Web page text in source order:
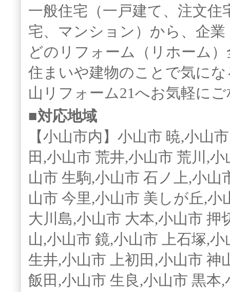
一般住宅（一戸建て、注文
宅、マンション）から、企
どのリフォーム（リホーム
住まいや建物のことで気に
山リフォーム21へお気軽に
■対応地域
【小山市内】小山市 暁,小山
田,小山市 荒井,小山市 荒川,
山市 生駒,小山市 石ノ上,小山
山市 今里,小山市 美しが丘,
大川島,小山市 大本,小山市 押
山,小山市 鏡,小山市 上石塚,
生井,小山市 上初田,小山市 神
飯田,小山市 生良,小山市 黒本